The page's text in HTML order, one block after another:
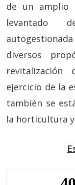
de un amplio
levantado
diversos
revitalización
ejercicio de la
también se
la horticultura